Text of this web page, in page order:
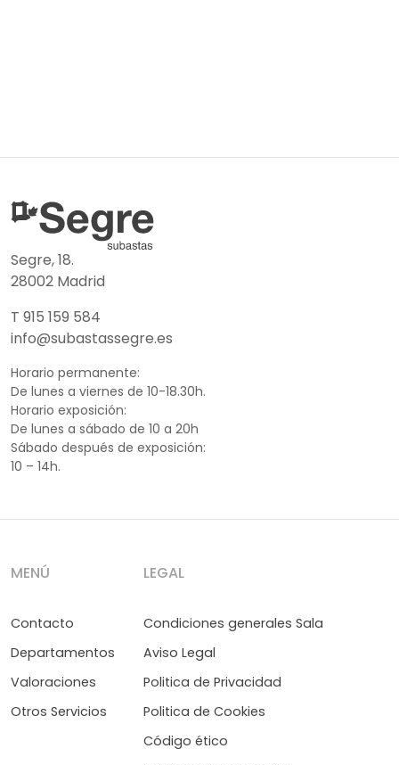
Segre, 18.
28002 Madrid
T 915 159 584
info@subastassegre.es
Horario permanente:
De lunes a viernes de 10-18.30h.
Horario exposición:
De lunes a sábado de 10 a 20h
Sábado después de exposición:
10 – 14h.
MENÚ
Contacto
Departamentos
Valoraciones
Otros Servicios
LEGAL
Condiciones generales Sala
Aviso Legal
Politica de Privacidad
Politica de Cookies
Código ético